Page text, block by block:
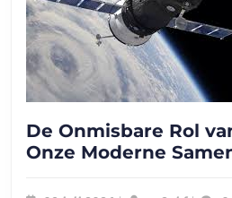
De Onmisbare Rol
Onze Moderne